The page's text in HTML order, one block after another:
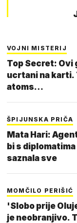
VOJNI MISTERIJ
Top Secret: Ovi
ucrtani na karti.
atoms…
ŠPIJUNSKA PRIČA
Mata Hari:
bi s
saznala sve
MOMČILO PERIŠIĆ
'Slobo prije
je neobranjivo.